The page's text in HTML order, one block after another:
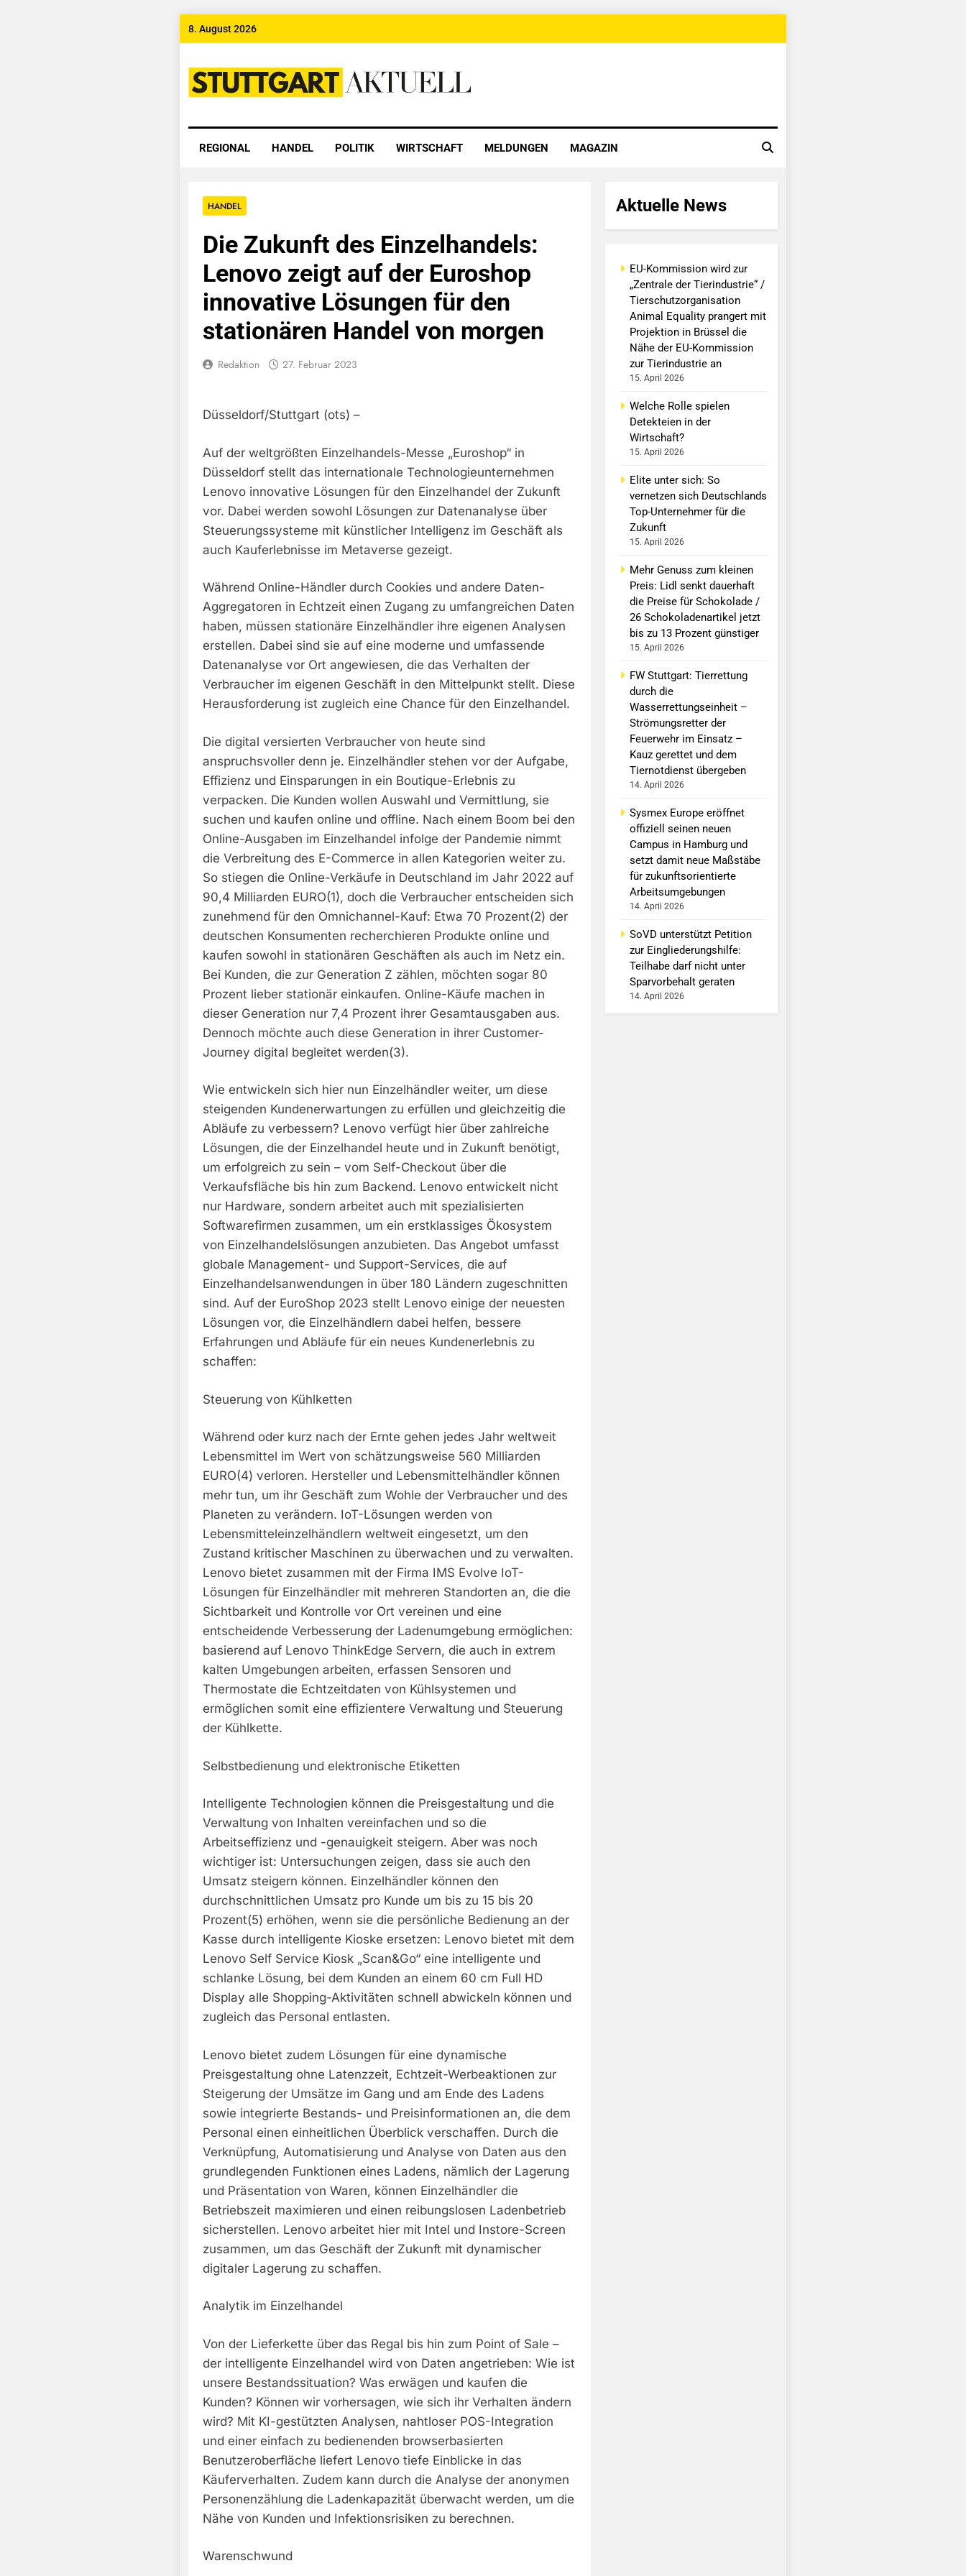
Skip
8. August 2026
Stuttgart Aktuell
REGIONAL HANDEL POLITIK WIRTSCHAFT MELDUNGEN MAGAZIN
HANDEL
Die Zukunft des Einzelhandels:
Lenovo zeigt auf der Euroshop
innovative Lösungen für den
stationären Handel von morgen
Redaktion 27. Februar 2023
Düsseldorf/Stuttgart (ots) –
Auf der weltgrößten Einzelhandels-Messe „Euroshop“ in
Düsseldorf stellt das internationale Technologieunternehmen
Lenovo innovative Lösungen für den Einzelhandel der Zukunft
vor. Dabei werden sowohl Lösungen zur Datenanalyse über
Steuerungssysteme mit künstlicher Intelligenz im Geschäft als
auch Kauferlebnisse im Metaverse gezeigt.
Während Online-Händler durch Cookies und andere Daten-
Aggregatoren in Echtzeit einen Zugang zu umfangreichen Daten
haben, müssen stationäre Einzelhändler ihre eigenen Analysen
erstellen. Dabei sind sie auf eine moderne und umfassende
Datenanalyse vor Ort angewiesen, die das Verhalten der
Verbraucher im eigenen Geschäft in den Mittelpunkt stellt. Diese
Herausforderung ist zugleich eine Chance für den Einzelhandel.
Die digital versierten Verbraucher von heute sind
anspruchsvoller denn je. Einzelhändler stehen vor der Aufgabe,
Effizienz und Einsparungen in ein Boutique-Erlebnis zu
verpacken. Die Kunden wollen Auswahl und Vermittlung, sie
suchen und kaufen online und offline. Nach einem Boom bei den
Online-Ausgaben im Einzelhandel infolge der Pandemie nimmt
die Verbreitung des E-Commerce in allen Kategorien weiter zu.
So stiegen die Online-Verkäufe in Deutschland im Jahr 2022 auf
90,4 Milliarden EURO(1), doch die Verbraucher entscheiden sich
zunehmend für den Omnichannel-Kauf: Etwa 70 Prozent(2) der
deutschen Konsumenten recherchieren Produkte online und
kaufen sowohl in stationären Geschäften als auch im Netz ein.
Bei Kunden, die zur Generation Z zählen, möchten sogar 80
Prozent lieber stationär einkaufen. Online-Käufe machen in
dieser Generation nur 7,4 Prozent ihrer Gesamtausgaben aus.
Dennoch möchte auch diese Generation in ihrer Customer-
Journey digital begleitet werden(3).
Wie entwickeln sich hier nun Einzelhändler weiter, um diese
steigenden Kundenerwartungen zu erfüllen und gleichzeitig die
Abläufe zu verbessern? Lenovo verfügt hier über zahlreiche
Lösungen, die der Einzelhandel heute und in Zukunft benötigt,
um erfolgreich zu sein – vom Self-Checkout über die
Verkaufsfläche bis hin zum Backend. Lenovo entwickelt nicht
nur Hardware, sondern arbeitet auch mit spezialisierten
Softwarefirmen zusammen, um ein erstklassiges Ökosystem
von Einzelhandelslösungen anzubieten. Das Angebot umfasst
globale Management- und Support-Services, die auf
Einzelhandelsanwendungen in über 180 Ländern zugeschnitten
sind. Auf der EuroShop 2023 stellt Lenovo einige der neuesten
Lösungen vor, die Einzelhändlern dabei helfen, bessere
Erfahrungen und Abläufe für ein neues Kundenerlebnis zu
schaffen:
Steuerung von Kühlketten
Während oder kurz nach der Ernte gehen jedes Jahr weltweit
Lebensmittel im Wert von schätzungsweise 560 Milliarden
EURO(4) verloren. Hersteller und Lebensmittelhändler können
mehr tun, um ihr Geschäft zum Wohle der Verbraucher und des
Planeten zu verändern. IoT-Lösungen werden von
Lebensmitteleinzelhändlern weltweit eingesetzt, um den
Zustand kritischer Maschinen zu überwachen und zu verwalten.
Lenovo bietet zusammen mit der Firma IMS Evolve IoT-
Lösungen für Einzelhändler mit mehreren Standorten an, die die
Sichtbarkeit und Kontrolle vor Ort vereinen und eine
entscheidende Verbesserung der Ladenumgebung ermöglichen:
basierend auf Lenovo ThinkEdge Servern, die auch in extrem
kalten Umgebungen arbeiten, erfassen Sensoren und
Thermostate die Echtzeitdaten von Kühlsystemen und
ermöglichen somit eine effizientere Verwaltung und Steuerung
der Kühlkette.
Selbstbedienung und elektronische Etiketten
Intelligente Technologien können die Preisgestaltung und die
Verwaltung von Inhalten vereinfachen und so die
Arbeitseffizienz und -genauigkeit steigern. Aber was noch
wichtiger ist: Untersuchungen zeigen, dass sie auch den
Umsatz steigern können. Einzelhändler können den
durchschnittlichen Umsatz pro Kunde um bis zu 15 bis 20
Prozent(5) erhöhen, wenn sie die persönliche Bedienung an der
Kasse durch intelligente Kioske ersetzen: Lenovo bietet mit dem
Lenovo Self Service Kiosk „Scan&Go“ eine intelligente und
schlanke Lösung, bei dem Kunden an einem 60 cm Full HD
Display alle Shopping-Aktivitäten schnell abwickeln können und
zugleich das Personal entlasten.
Lenovo bietet zudem Lösungen für eine dynamische
Preisgestaltung ohne Latenzzeit, Echtzeit-Werbeaktionen zur
Steigerung der Umsätze im Gang und am Ende des Ladens
sowie integrierte Bestands- und Preisinformationen an, die dem
Personal einen einheitlichen Überblick verschaffen. Durch die
Verknüpfung, Automatisierung und Analyse von Daten aus den
grundlegenden Funktionen eines Ladens, nämlich der Lagerung
und Präsentation von Waren, können Einzelhändler die
Betriebszeit maximieren und einen reibungslosen Ladenbetrieb
sicherstellen. Lenovo arbeitet hier mit Intel und Instore-Screen
zusammen, um das Geschäft der Zukunft mit dynamischer
digitaler Lagerung zu schaffen.
Analytik im Einzelhandel
Von der Lieferkette über das Regal bis hin zum Point of Sale –
der intelligente Einzelhandel wird von Daten angetrieben: Wie ist
unsere Bestandssituation? Was erwägen und kaufen die
Kunden? Können wir vorhersagen, wie sich ihr Verhalten ändern
wird? Mit KI-gestützten Analysen, nahtloser POS-Integration
und einer einfach zu bedienenden browserbasierten
Benutzeroberfläche liefert Lenovo tiefe Einblicke in das
Käuferverhalten. Zudem kann durch die Analyse der anonymen
Personenzählung die Ladenkapazität überwacht werden, um die
Nähe von Kunden und Infektionsrisiken zu berechnen.
Warenschwund
Aktuelle News
EU-Kommission wird zur
„Zentrale der Tierindustrie“ /
Tierschutzorganisation
Animal Equality prangert mit
Projektion in Brüssel die
Nähe der EU-Kommission
zur Tierindustrie an
15. April 2026
Welche Rolle spielen
Detekteien in der
Wirtschaft?
15. April 2026
Elite unter sich: So
vernetzen sich Deutschlands
Top-Unternehmer für die
Zukunft
15. April 2026
Mehr Genuss zum kleinen
Preis: Lidl senkt dauerhaft
die Preise für Schokolade /
26 Schokoladenartikel jetzt
bis zu 13 Prozent günstiger
15. April 2026
FW Stuttgart: Tierrettung
durch die
Wasserrettungseinheit –
Strömungsretter der
Feuerwehr im Einsatz –
Kauz gerettet und dem
Tiernotdienst übergeben
14. April 2026
Sysmex Europe eröffnet
offiziell seinen neuen
Campus in Hamburg und
setzt damit neue Maßstäbe
für zukunftsorientierte
Arbeitsumgebungen
14. April 2026
SoVD unterstützt Petition
zur Eingliederungshilfe:
Teilhabe darf nicht unter
Sparvorbehalt geraten
14. April 2026